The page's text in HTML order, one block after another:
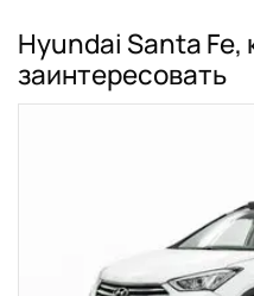
Hyundai Santa Fe,
заинтересовать